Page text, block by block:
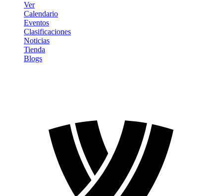
Ver
Calendario
Eventos
Clasificaciones
Noticias
Tienda
Blogs